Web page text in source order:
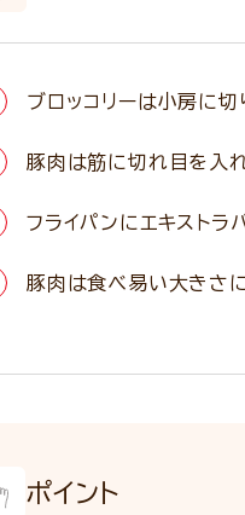
ブロッコリーは小房に切
豚肉は筋に切れ目を入れ
フライパンにエキストラ
豚肉は食べ易い大きさに
ポイント